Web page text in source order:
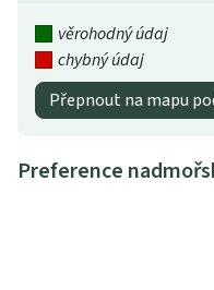
věrohodný údaj
chybný údaj
Přepnout na mapu
Preference